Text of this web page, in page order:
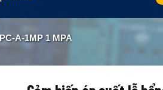
phòng nổ
A-1MP 1 MPA